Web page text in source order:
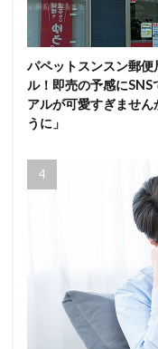
パペットスンスン郵
ル！即売の予感に
アルが可愛すぎませ
うに」